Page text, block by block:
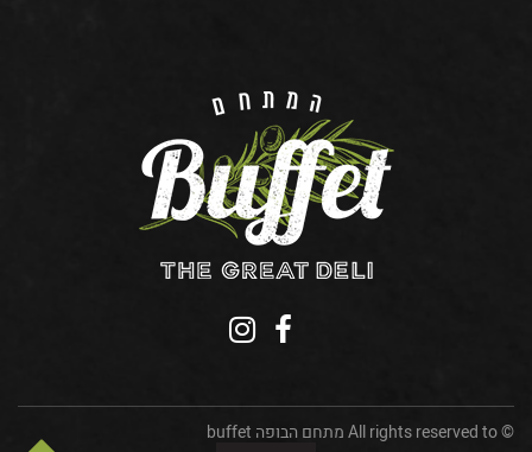
© All rights reserved to מתחם הבופה buffet